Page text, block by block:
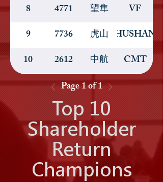
8
4771 望隼
VF
9
7736 虎山 HUSHAN
10
2612 中航
CMT
Page 1 of 1
Top 10
Shareholder
Return
Champions